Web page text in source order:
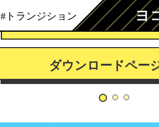
#トランジション ヨ
ダウンロードペー